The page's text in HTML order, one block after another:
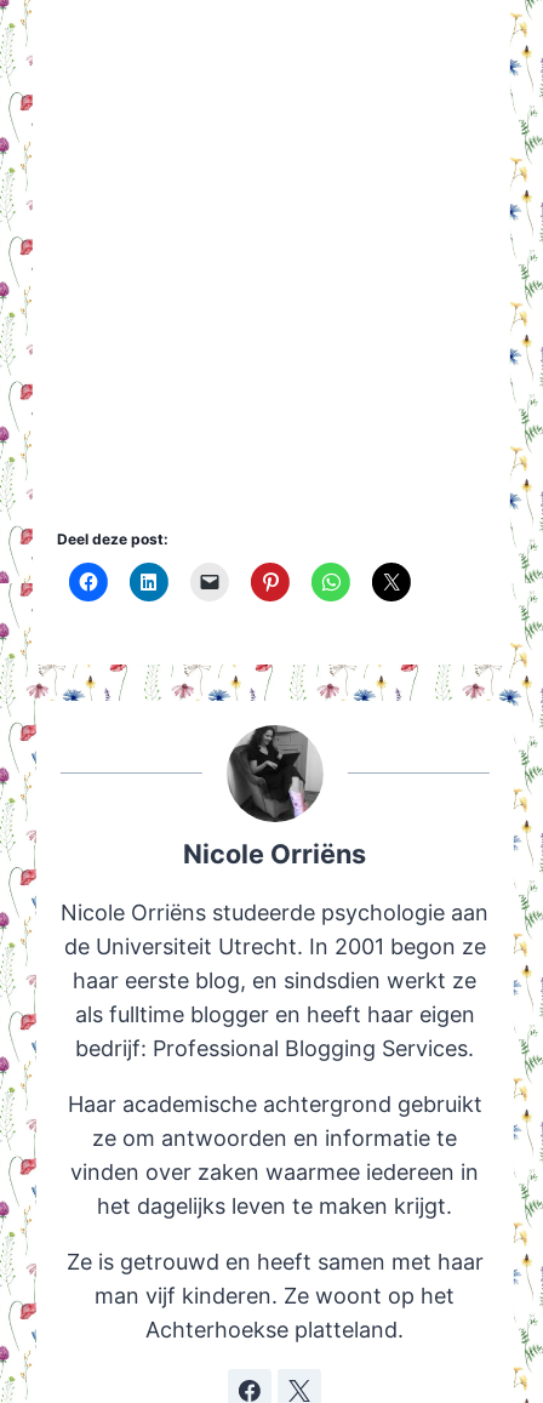
Deel deze post:
Nicole Orriëns
Nicole Orriëns studeerde psychologie aan
de Universiteit Utrecht. In 2001 begon ze
haar eerste blog, en sindsdien werkt ze
als fulltime blogger en heeft haar eigen
bedrijf: Professional Blogging Services.
Haar academische achtergrond gebruikt
ze om antwoorden en informatie te
vinden over zaken waarmee iedereen in
het dagelijks leven te maken krijgt.
Ze is getrouwd en heeft samen met haar
man vijf kinderen. Ze woont op het
Achterhoekse platteland.